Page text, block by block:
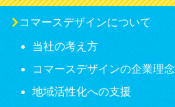
コマースデザインについて
当社の考え方
コマースデザインの企業理念
地域活性化への支援